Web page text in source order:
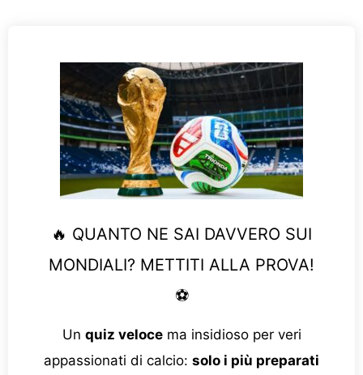
🔥 QUANTO NE SAI DAVVERO SUI
MONDIALI? METTITI ALLA PROVA!
⚽
Un quiz velocema insidioso per veri
appassionati di calcio: solo i più preparati